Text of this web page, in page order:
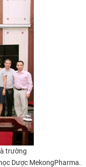
trường
Dược MekongPharma.